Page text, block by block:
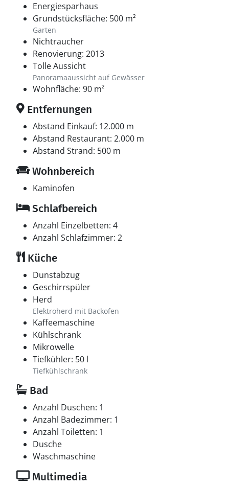
Energiesparhaus
Grundstücksfläche: 500 m²
Garten
Nichtraucher
Renovierung: 2013
Tolle Aussicht
Panoramaaussicht auf Gewässer
Wohnfläche: 90 m²
Entfernungen
Abstand Einkauf: 12.000 m
Abstand Restaurant: 2.000 m
Abstand Strand: 500 m
Wohnbereich
Kaminofen
Schlafbereich
Anzahl Einzelbetten: 4
Anzahl Schlafzimmer: 2
Küche
Dunstabzug
Geschirrspüler
Herd
Elektroherd mit Backofen
Kaffeemaschine
Kühlschrank
Mikrowelle
Tiefkühler: 50 l
Tiefkühlschrank
Bad
Anzahl Duschen: 1
Anzahl Badezimmer: 1
Anzahl Toiletten: 1
Dusche
Waschmaschine
Multimedia